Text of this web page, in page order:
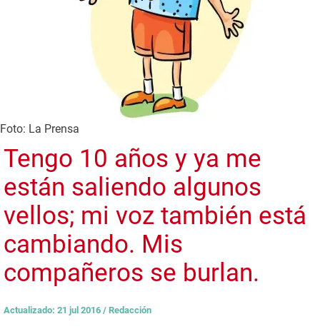
Foto: La Prensa
Tengo 10 años y ya me
están saliendo algunos
vellos; mi voz también está
cambiando. Mis
compañeros se burlan.
Actualizado: 21 jul 2016 / Redacción